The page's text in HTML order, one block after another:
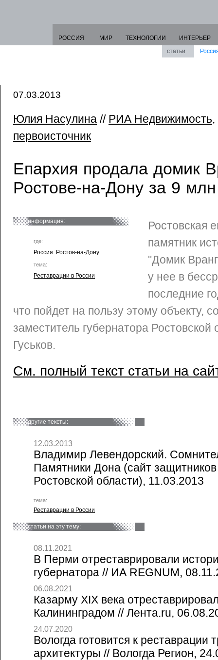
РОССИЯ МИР ТЕХНОЛОГИИ
ИНТЕРЬЕР
статьи
07.03.2013
Юлия Насулина // РИА Недвижимость
первоисточник
Епархия продала домик
Ростове-на-Дону за 9
информация:
где:
Россия. Ростов-на-Дону
тема:
Реставрации в России
Ростовская
памятник
"Домик
у нее в
последние
что пойдет на пользу этому объекту,
заместитель губернатора Ростовской
Гуськов.
См. полный текст статьи на
другие тексты:
12.03.2013
Владимир Левендорский.
Памятники Дона (сайт
Ростовской области), 11.03.2013
тема:
Реставрации в России
статьи на эту тему:
08.11.2021
В Перми отреставрировали
губернатора // ИА REGNUM,
06.08.2021
Казарму XIX века
Калининградом // Лента.ru,
24.07.2020
Вологда готовится к реставрации
архитектуры // Вологда Регион,